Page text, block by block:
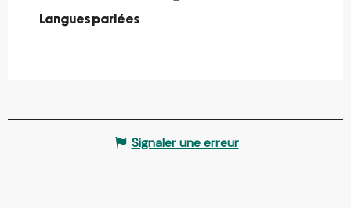
Langues parlées
Langues parlées
Signaler une erreur